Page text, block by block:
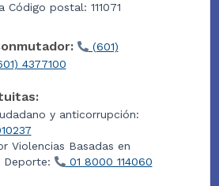
Código postal: 111071
(601)
4377100
y anticorrupción:
Violencias Basadas en
Deporte:
01 8000 114060